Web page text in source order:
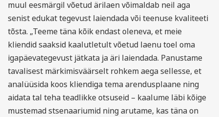
muul eesmärgil võetud ärilaen võimaldab neil aga
senist edukat tegevust laiendada või teenuse kvaliteeti
tõsta. „Teeme täna kõik endast oleneva, et meie
kliendid saaksid kaalutletult võetud laenu toel oma
igapäevategevust jätkata ja äri laiendada. Panustame
tavalisest märkimisväärselt rohkem aega sellesse, et
analüüsida koos kliendiga tema arendusplaane ning
aidata tal teha teadlikke otsuseid – kaalume läbi kõige
mustemad stsenaariumid ning arutame, kas täna on